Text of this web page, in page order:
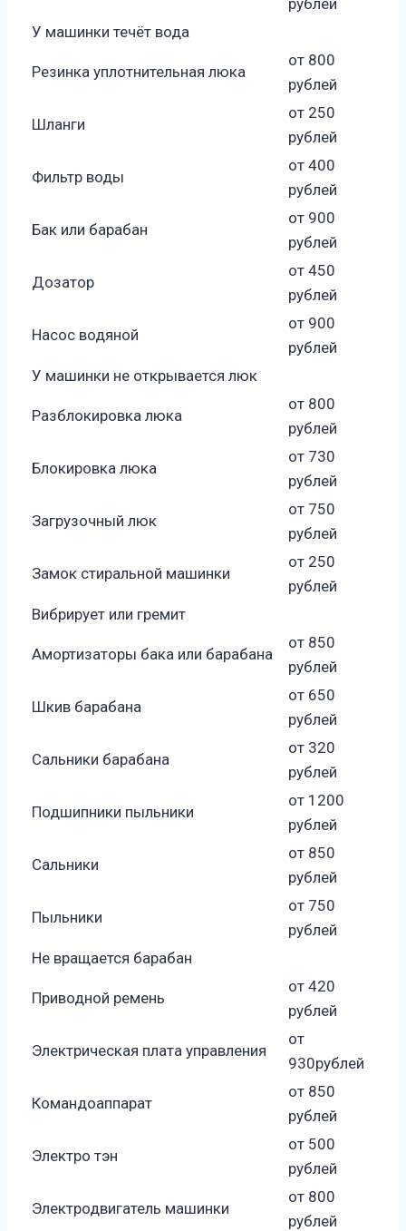
У машинки течёт вода
Резинка уплотнительная люка
от 800
рублей
Шланги
от 250
рублей
Фильтр воды
от 400
рублей
Бак или барабан
от 900
рублей
Дозатор
от 450
рублей
Насос водяной
от 900
рублей
У машинки не открывается люк
Разблокировка люка
от 800
рублей
Блокировка люка
от 730
рублей
Загрузочный люк
от 750
рублей
Замок стиральной машинки
от 250
рублей
Вибрирует или гремит
Амортизаторы бака или барабана
от 850
рублей
Шкив барабана
от 650
рублей
Сальники барабана
от 320
рублей
Подшипники пыльники
от 1200
рублей
Сальники
от 850
рублей
Пыльники
от 750
рублей
Не вращается барабан
Приводной ремень
от 420
рублей
Электрическая плата управления
от
930рублей
Командоаппарат
от 850
рублей
Электро тэн
от 500
рублей
Электродвигатель машинки
от 800
рублей